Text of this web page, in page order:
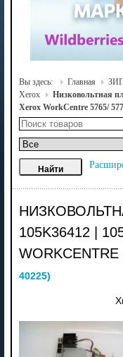
Вы здесь: Главная
Xerox
Низковольтная
Xerox WorkCentre 5765/
105K36412 |
40225)